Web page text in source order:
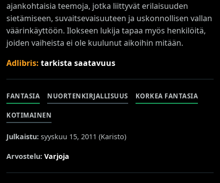
ajankohtaisia teemoja, jotka liittyvät erilaisuuden
sietämiseen, suvaitsevaisuuteen ja uskonnollisen vallan
väärinkäyttöön. Ilokseen lukija tapaa myös henkilöitä,
joiden vaiheista ei ole kuulunut aikoihin mitään.
Adlibris:tarkista saatavuus
FANTASIA NUORTENKIRJALLISUUS KORKEA FANTASIA
KOTIMAINEN
Julkaistu: syyskuu 15, 2011 (Karisto)
Arvostelu:Varjoja